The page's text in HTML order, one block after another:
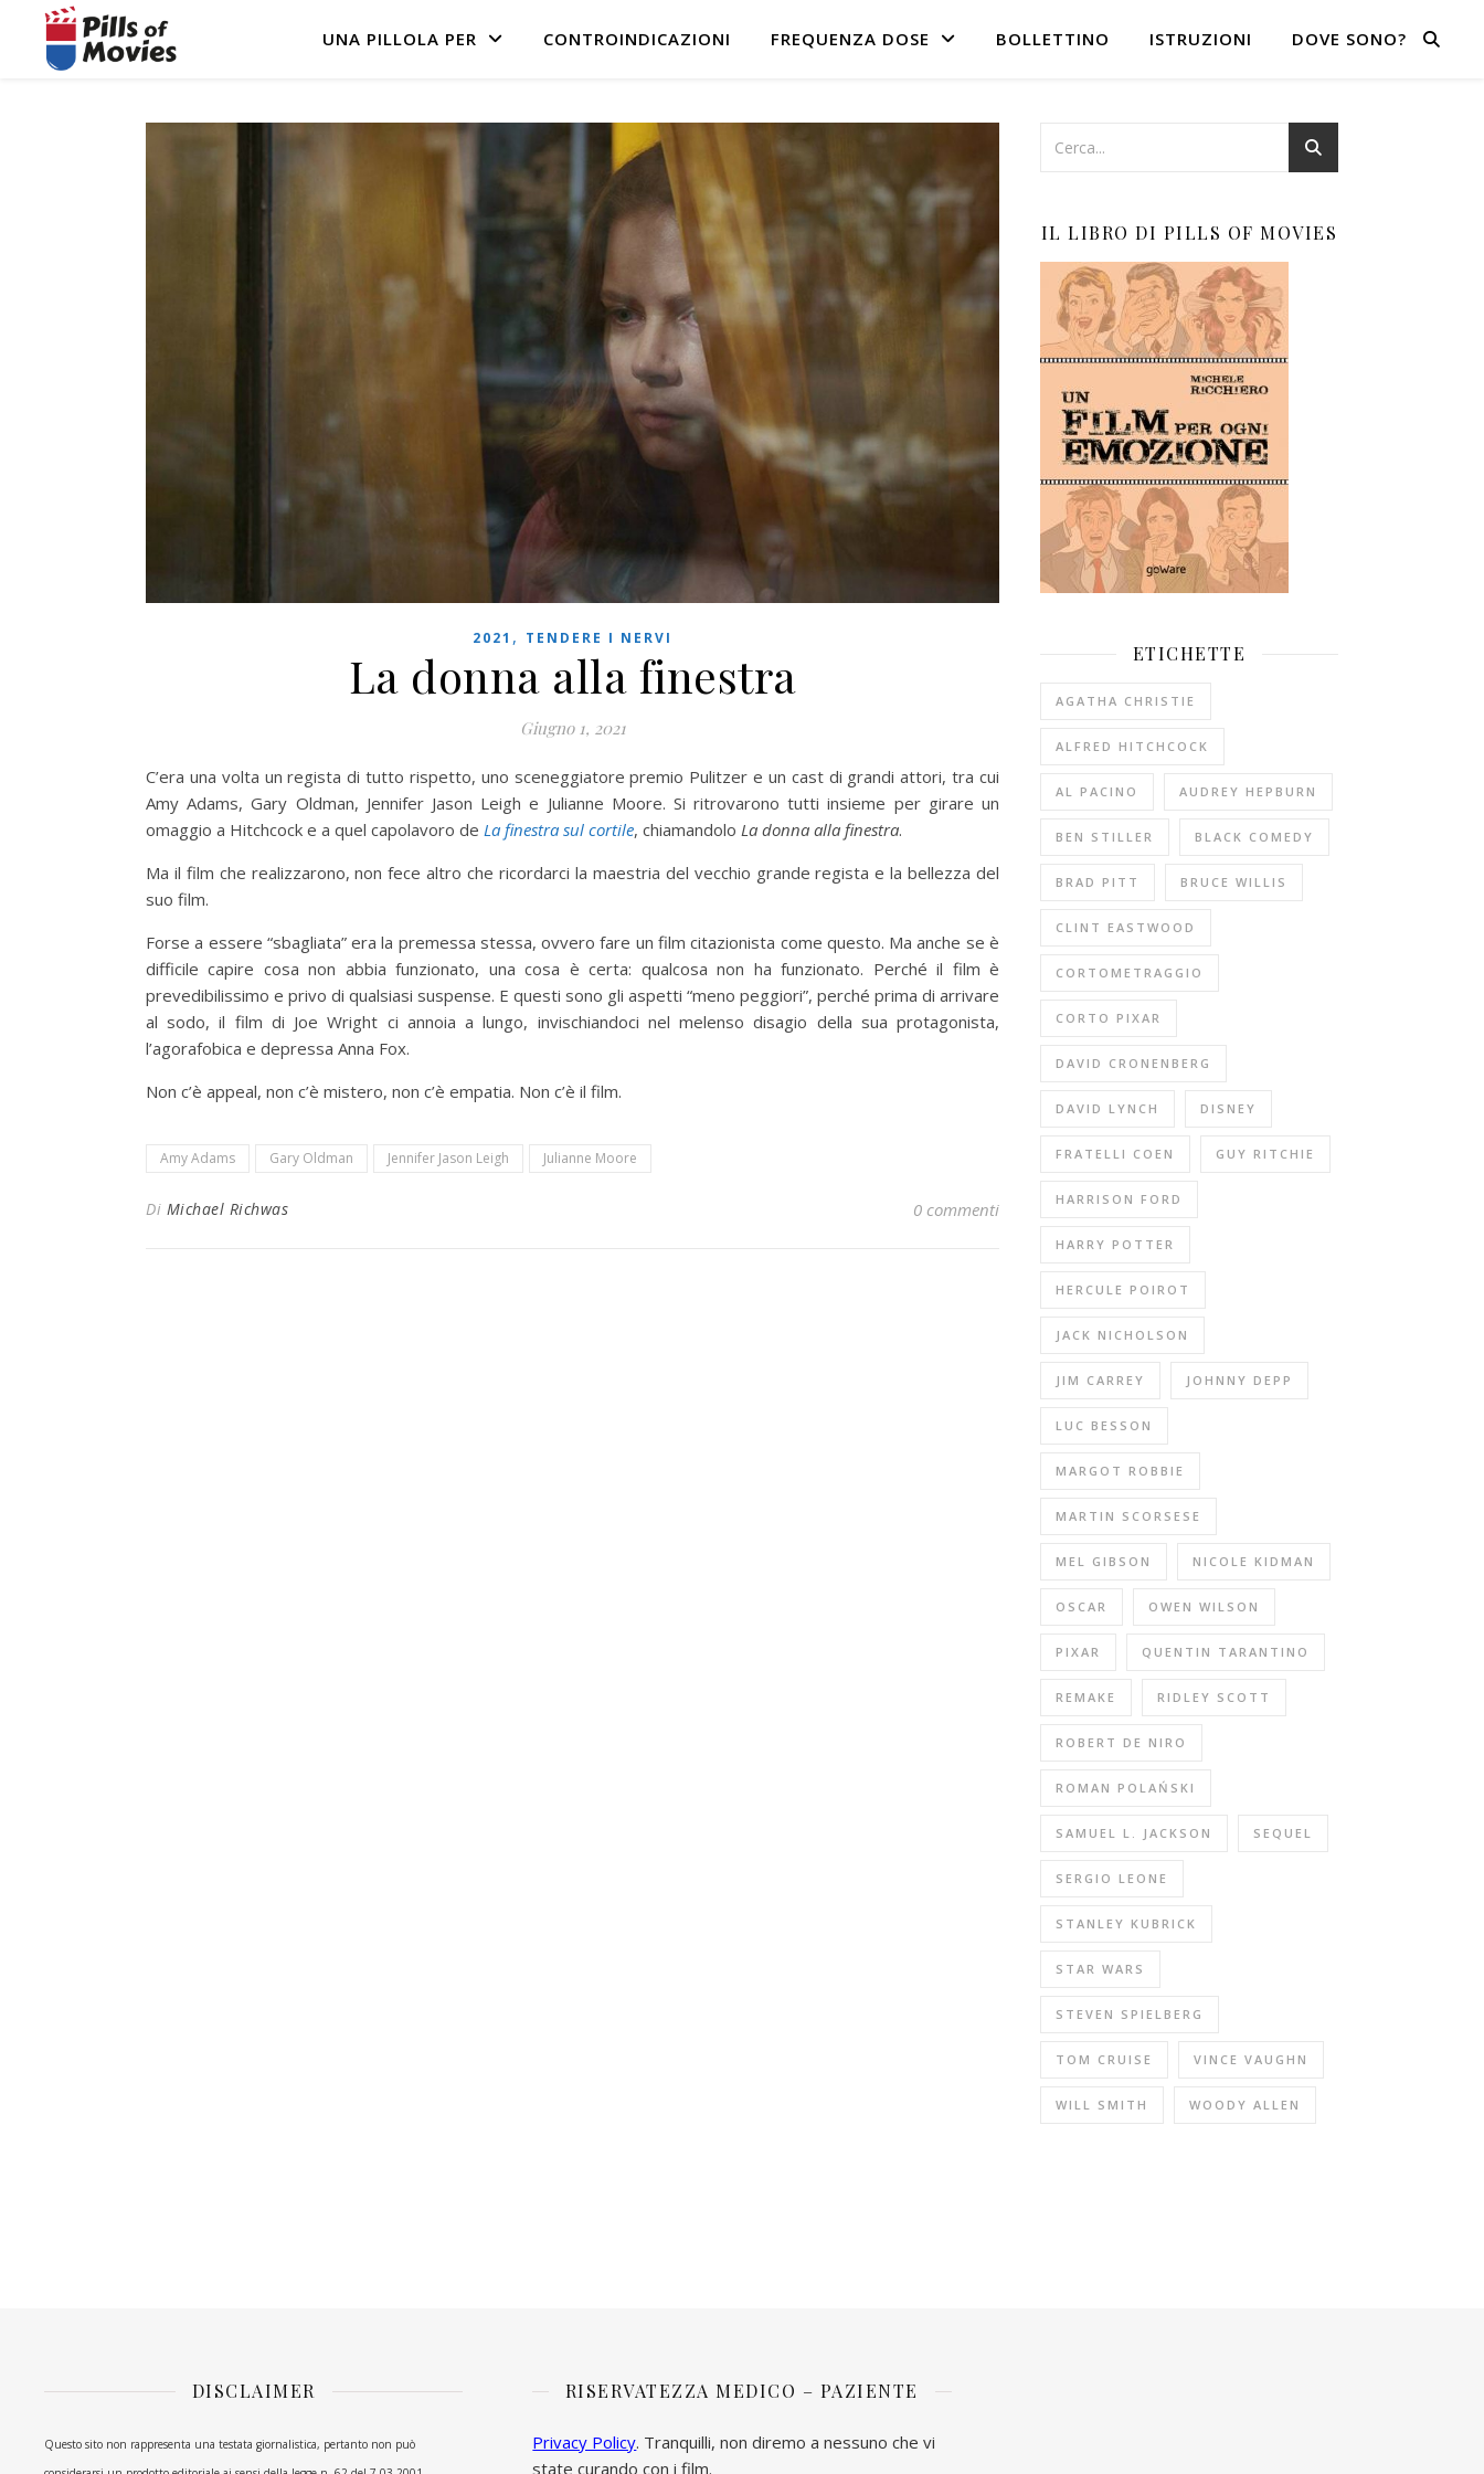
UNA PILLOLA PER CONTROINDICAZIONI FREQUENZA DOSE BOLLETTINO ISTRUZIONI DOVE SONO?
2021 , TENDERE I NERVI
La donna alla finestra
Giugno 1, 2021
C’era una volta un regista di tutto rispetto, uno sceneggiatore premio Pulitzer e un cast di grandi attori, tra cui
Amy Adams, Gary Oldman, Jennifer Jason Leigh e Julianne Moore. Si ritrovarono tutti insieme per girare un
omaggio a Hitchcock e a quel capolavoro de La finestra sul cortile, chiamandolo La donna alla finestra.
Ma il film che realizzarono, non fece altro che ricordarci la maestria del vecchio grande regista e la bellezza del
suo film.
Forse a essere “sbagliata” era la premessa stessa, ovvero fare un film citazionista come questo. Ma anche se è
difficile capire cosa non abbia funzionato, una cosa è certa: qualcosa non ha funzionato. Perché il film è
prevedibilissimo e privo di qualsiasi suspense. E questi sono gli aspetti “meno peggiori”, perché prima di arrivare
al sodo, il film di Joe Wright ci annoia a lungo, invischiandoci nel melenso disagio della sua protagonista,
l’agorafobica e depressa Anna Fox.
Non c’è appeal, non c’è mistero, non c’è empatia. Non c’è il film.
Amy Adams Gary Oldman Jennifer Jason Leigh Julianne Moore
Di Michael Richwas 0 commenti
IL LIBRO DI PILLS OF MOVIES
ETICHETTE
AGATHA CHRISTIE
ALFRED HITCHCOCK
AL PACINO AUDREY HEPBURN
BEN STILLER BLACK COMEDY
BRAD PITT BRUCE WILLIS
CLINT EASTWOOD
CORTOMETRAGGIO
CORTO PIXAR
DAVID CRONENBERG
DAVID LYNCH DISNEY
FRATELLI COEN GUY RITCHIE
HARRISON FORD
HARRY POTTER
HERCULE POIROT
JACK NICHOLSON
JIM CARREY JOHNNY DEPP
LUC BESSON
MARGOT ROBBIE
MARTIN SCORSESE
MEL GIBSON NICOLE KIDMAN
OSCAR OWEN WILSON
PIXAR QUENTIN TARANTINO
REMAKE RIDLEY SCOTT
ROBERT DE NIRO
ROMAN POLAŃSKI
SAMUEL L. JACKSON SEQUEL
SERGIO LEONE
STANLEY KUBRICK
STAR WARS
STEVEN SPIELBERG
TOM CRUISE VINCE VAUGHN
WILL SMITH WOODY ALLEN
DISCLAIMER
Questo sito non rappresenta una testata giornalistica, pertanto non può
RISERVATEZZA MEDICO – PAZIENTE
Privacy Policy. Tranquilli, non diremo a nessuno che vi
state curando con i film.